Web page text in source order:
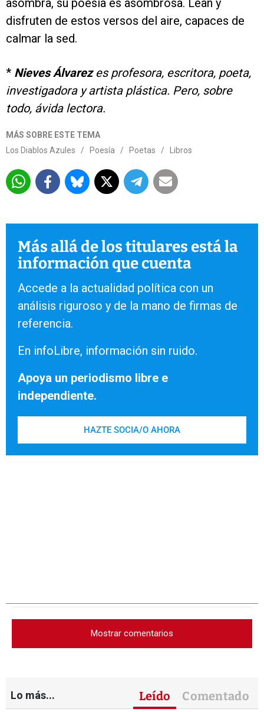
asombra, su poesía es asombrosa. Lean y
disfruten de estos versos del aire, capaces de
calmar la sed.
* Nieves Álvarez es profesora, escritora, poeta,
investigadora y artista plástica. Pero, sobre
todo, ávida lectora.
MÁS SOBRE ESTE TEMA
Los Diablos Azules
/ Poesía / Poetas / Libros
Más allá de los titulares está la
información que cuenta
Accede a la actualidad política con un
análisis riguroso y de la mano de firmas de
referencia.
En infoLibre, información sin ruido.
Apoya un periodismo libre e
independiente.
HAZTE SOCIA/O AHORA
Mostrar comentarios
Lo más... Leído Comentado